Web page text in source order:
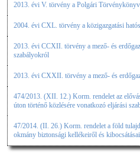
2013. évi V. törvény a Polgári
2004. évi CXL. törvény a közigazgatási
2013. évi CCXII. törvény a mező- és
szabályokról
2013. évi CXXII. törvény a mező- és
474/2013. (XII. 12.) Korm. rendelet az
úton történő közlésére vonatkozó eljárási
47/2014. (II. 26.) Korm. rendelet a föld
okmány biztonsági kellékeiről és